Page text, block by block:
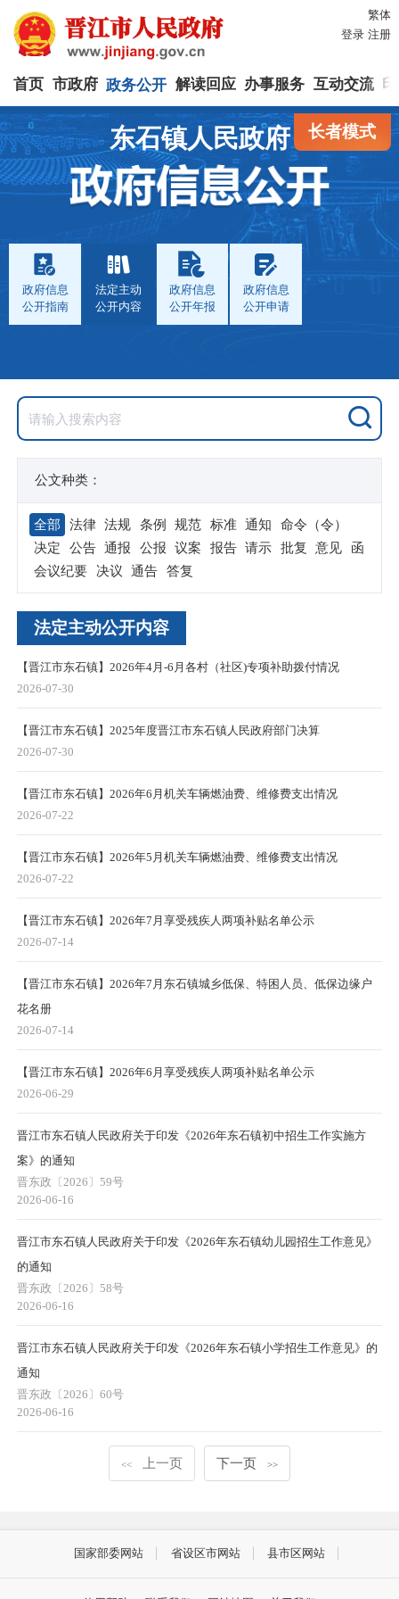
繁体
登录 注册
首页 市政府 政务公开 解读回应 办事服务 互动交流
长者模式
东石镇人民政府
政府信息
公开指南
法定主动
公开内容
政府信息
公开年报
政府信息
公开申请
公文种类：
全部 法律 法规 条例 规范 标准 通知
命令（令）
决定
公告 通报 公报 议案 报告 请示 批复 意见
函
会议纪要
决议 通告 答复
法定主动公开内容
【晋江市东石镇】2026年4月-6月各村（社区)专项补助拨付情况
2026-07-30
【晋江市东石镇】2025年度晋江市东石镇人民政府部门决算
2026-07-30
【晋江市东石镇】2026年6月机关车辆燃油费、维修费支出情况
2026-07-22
【晋江市东石镇】2026年5月机关车辆燃油费、维修费支出情况
2026-07-22
【晋江市东石镇】2026年7月享受残疾人两项补贴名单公示
2026-07-14
【晋江市东石镇】2026年7月东石镇城乡低保、特困人员、低保边缘户
花名册
2026-07-14
【晋江市东石镇】2026年6月享受残疾人两项补贴名单公示
2026-06-29
晋江市东石镇人民政府关于印发《2026年东石镇初中招生工作实施方
案》的通知
晋东政〔2026〕59号
2026-06-16
晋江市东石镇人民政府关于印发《2026年东石镇幼儿园招生工作意见》
的通知
晋东政〔2026〕58号
2026-06-16
晋江市东石镇人民政府关于印发《2026年东石镇小学招生工作意见》的
通知
晋东政〔2026〕60号
2026-06-16
<< 上一页 下一页 >>
国家部委网站 省设区市网站 县市区网站